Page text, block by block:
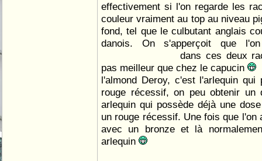
effectivement si l'on regarde les
couleur vraiment au top au niveau
fond, tel que le culbutant anglais
danois. On s'apperçoit que l'on
dans ces deux
pas meilleur que chez le capucin
l'almond Deroy, c'est l'arlequin qui
rouge récessif, on peu obtenir un
arlequin qui possède déjà une
un rouge récessif. Une fois que l'on
avec un bronze et là
arlequin